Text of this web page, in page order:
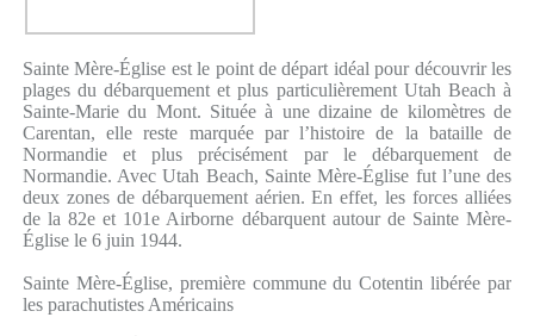
Sainte Mère-Église est le point de départ idéal pour découvrir les
plages du débarquement et plus particulièrement Utah Beach à
Sainte-Marie du Mont. Située à une dizaine de kilomètres de
Carentan, elle reste marquée par l’histoire de la bataille de
Normandie et plus précisément par le débarquement de
Normandie. Avec Utah Beach, Sainte Mère-Église fut l’une des
deux zones de débarquement aérien. En effet, les forces alliées
de la 82e et 101e Airborne débarquent autour de Sainte Mère-
Église le 6 juin 1944.
Sainte Mère-Église, première commune du Cotentin libérée par
les parachutistes Américains